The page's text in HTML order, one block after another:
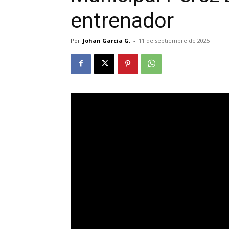
entrenador
Por Johan Garcia G. - 11 de septiembre de 2025